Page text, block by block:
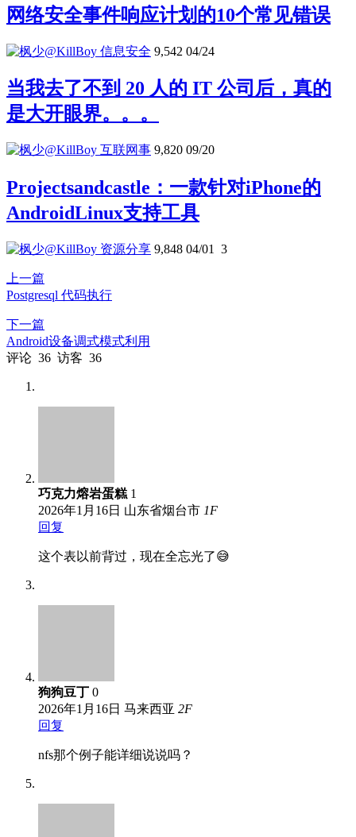
网络安全事件响应计划的10个常见错误
信息安全 9,542 04/24
当我去了不到 20 人的 IT 公司后，真的
是大开眼界。。。
互联网事 9,820 09/20
Projectsandcastle：一款针对iPhone的
AndroidLinux支持工具
资源分享 9,848 04/01 3
上一篇
Postgresql 代码执行
下一篇
Android设备调式模式利用
评论 36 访客 36
巧克力熔岩蛋糕 1
2026年1月16日 山东省烟台市 1F
回复
这个表以前背过，现在全忘光了😅
狗狗豆丁 0
2026年1月16日 马来西亚 2F
回复
nfs那个例子能详细说说吗？